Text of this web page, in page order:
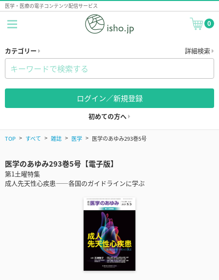
医学・医療の電子コンテンツ配信サービス
0
カテゴリー 詳細検索
ログイン／新規登録
初めての方へ
TOP すべて 雑誌 医学 医学のあゆみ293巻5号
医学のあゆみ293巻5号【電子版】
第1土曜特集
成人先天性心疾患――各国のガイドラインに学ぶ